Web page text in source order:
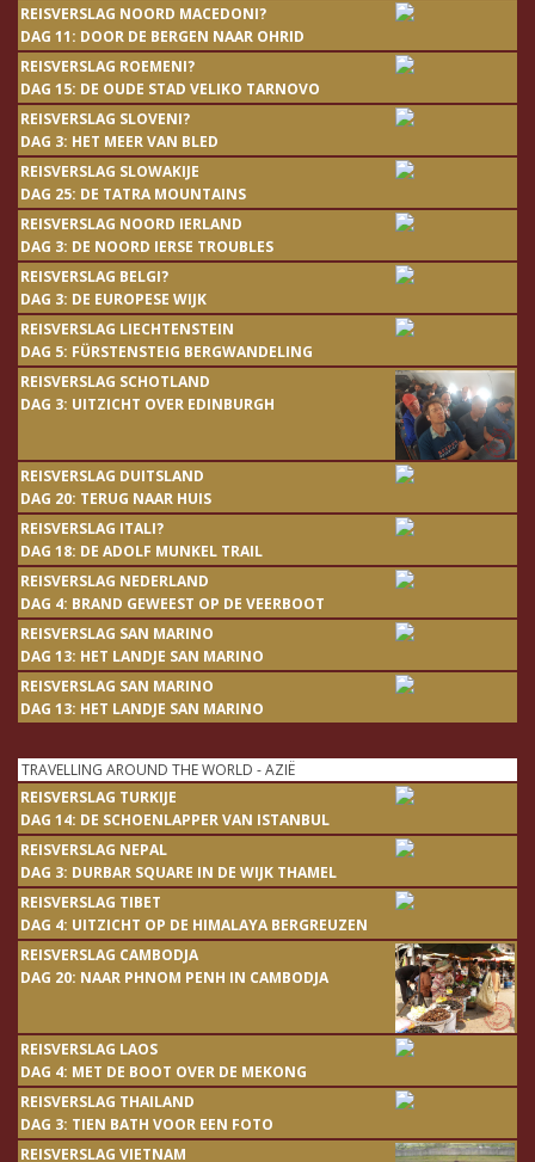
REISVERSLAG NOORD MACEDONI?
DAG 11: DOOR DE BERGEN NAAR OHRID
REISVERSLAG ROEMENI?
DAG 15: DE OUDE STAD VELIKO TARNOVO
REISVERSLAG SLOVENI?
DAG 3: HET MEER VAN BLED
REISVERSLAG SLOWAKIJE
DAG 25: DE TATRA MOUNTAINS
REISVERSLAG NOORD IERLAND
DAG 3: DE NOORD IERSE TROUBLES
REISVERSLAG BELGI?
DAG 3: DE EUROPESE WIJK
REISVERSLAG LIECHTENSTEIN
DAG 5: FÜRSTENSTEIG BERGWANDELING
REISVERSLAG SCHOTLAND
DAG 3: UITZICHT OVER EDINBURGH
REISVERSLAG DUITSLAND
DAG 20: TERUG NAAR HUIS
REISVERSLAG ITALI?
DAG 18: DE ADOLF MUNKEL TRAIL
REISVERSLAG NEDERLAND
DAG 4: BRAND GEWEEST OP DE VEERBOOT
REISVERSLAG SAN MARINO
DAG 13: HET LANDJE SAN MARINO
REISVERSLAG SAN MARINO
DAG 13: HET LANDJE SAN MARINO
TRAVELLING AROUND THE WORLD - AZIË
REISVERSLAG TURKIJE
DAG 14: DE SCHOENLAPPER VAN ISTANBUL
REISVERSLAG NEPAL
DAG 3: DURBAR SQUARE IN DE WIJK THAMEL
REISVERSLAG TIBET
DAG 4: UITZICHT OP DE HIMALAYA BERGREUZEN
REISVERSLAG CAMBODJA
DAG 20: NAAR PHNOM PENH IN CAMBODJA
REISVERSLAG LAOS
DAG 4: MET DE BOOT OVER DE MEKONG
REISVERSLAG THAILAND
DAG 3: TIEN BATH VOOR EEN FOTO
REISVERSLAG VIETNAM